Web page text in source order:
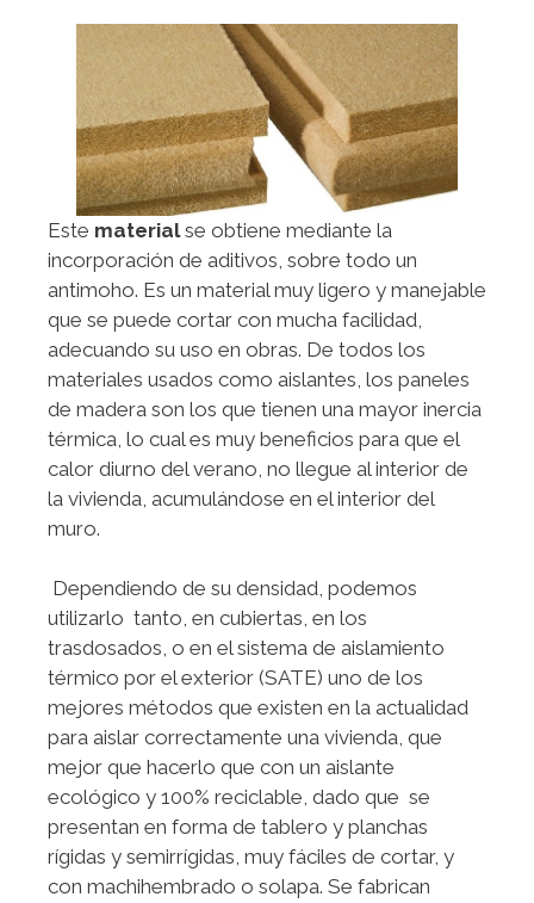
Este materialse obtiene mediante la
incorporación de aditivos, sobre todo un
antimoho. Es un material muy ligero y manejable
que se puede cortar con mucha facilidad,
adecuando su uso en obras. De todos los
materiales usados como aislantes, los paneles
de madera son los que tienen una mayor inercia
térmica, lo cual es muy beneficios para que el
calor diurno del verano, no llegue al interior de
la vivienda, acumulándose en el interior del
muro.
Dependiendo de su densidad, podemos
utilizarlo tanto, en cubiertas, en los
trasdosados, o en el sistema de aislamiento
térmico por el exterior (SATE) uno de los
mejores métodos que existen en la actualidad
para aislar correctamente una vivienda, que
mejor que hacerlo que con un aislante
ecológico y 100% reciclable, dado que se
presentan en forma de tablero y planchas
rígidas y semirrígidas, muy fáciles de cortar, y
con machihembrado o solapa. Se fabrican